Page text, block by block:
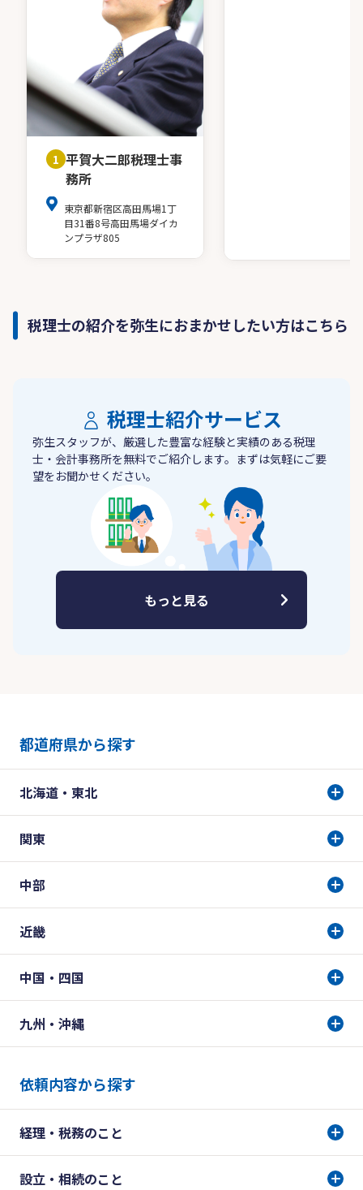
1 平賀大二郎税理士事
務所
東京都新宿区高田馬場1丁
目31番8号高田馬場ダイカ
ンプラザ805
税理士の紹介を弥生におまかせしたい方はこちら
税理士紹介サービス
弥生スタッフが、厳選した豊富な経験と実績のある税理
士・会計事務所を無料でご紹介します。まずは気軽にご要
望をお聞かせください。
もっと見る
都道府県から探す
北海道・東北
関東
中部
近畿
中国・四国
九州・沖縄
依頼内容から探す
経理・税務のこと
設立・相続のこと